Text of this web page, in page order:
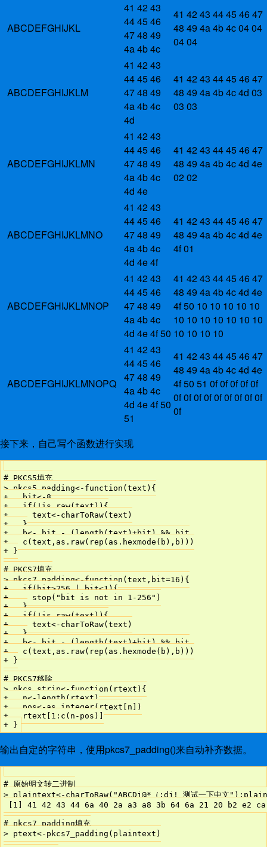
ABCDEFGHIJKL
41 42 43
44 45 46
47 48 49
4a 4b 4c
41 42 43 44 45 46 47
48 49 4a 4b 4c 04 04
04 04
ABCDEFGHIJKLM
41 42 43
44 45 46
47 48 49
4a 4b 4c
4d
41 42 43 44 45 46 47
48 49 4a 4b 4c 4d 03
03 03
ABCDEFGHIJKLMN
41 42 43
44 45 46
47 48 49
4a 4b 4c
4d 4e
41 42 43 44 45 46 47
48 49 4a 4b 4c 4d 4e
02 02
ABCDEFGHIJKLMNO
41 42 43
44 45 46
47 48 49
4a 4b 4c
4d 4e 4f
41 42 43 44 45 46 47
48 49 4a 4b 4c 4d 4e
4f 01
ABCDEFGHIJKLMNOP
41 42 43
44 45 46
47 48 49
4a 4b 4c
4d 4e 4f 50
41 42 43 44 45 46 47
48 49 4a 4b 4c 4d 4e
4f 50 10 10 10 10 10
10 10 10 10 10 10 10
10 10 10 10
ABCDEFGHIJKLMNOPQ
41 42 43
44 45 46
47 48 49
4a 4b 4c
4d 4e 4f 50
51
41 42 43 44 45 46 47
48 49 4a 4b 4c 4d 4e
4f 50 51 0f 0f 0f 0f 0f
0f 0f 0f 0f 0f 0f 0f 0f 0f
0f
接下来，自己写个函数进行实现
# PKCS5填充
> pkcs5_padding<-function(text){
+   bit<-8
+   if(!is.raw(text)){
+     text<-charToRaw(text)
+   }
+   b<- bit - (length(text)+bit) %% bit
+   c(text,as.raw(rep(as.hexmode(b),b)))
+ }
# PKCS7填充
> pkcs7_padding<-function(text,bit=16){
+   if(bit>256 | bit<1){
+     stop("bit is not in 1-256")
+   }
+   if(!is.raw(text)){
+     text<-charToRaw(text)
+   }
+   b<- bit - (length(text)+bit) %% bit
+   c(text,as.raw(rep(as.hexmode(b),b)))
+ }
# PKCS7移除
> pkcs_strip<-function(rtext){
+   n<-length(rtext)
+   pos<-as.integer(rtext[n])
+   rtext[1:c(n-pos)]
输出自定的字符串，使用pkcs7_padding()来自动补齐数据。
# 原始明文转二进制
> plaintext<-charToRaw("ABCDj@*（;dj! 测试一下中文
[1] 41 42 43 44 6a 40 2a a3 a8 3b 64 6a 21 20 b2 e2
# pkcs7_padding填充
> ptext<-pkcs7_padding(plaintext)